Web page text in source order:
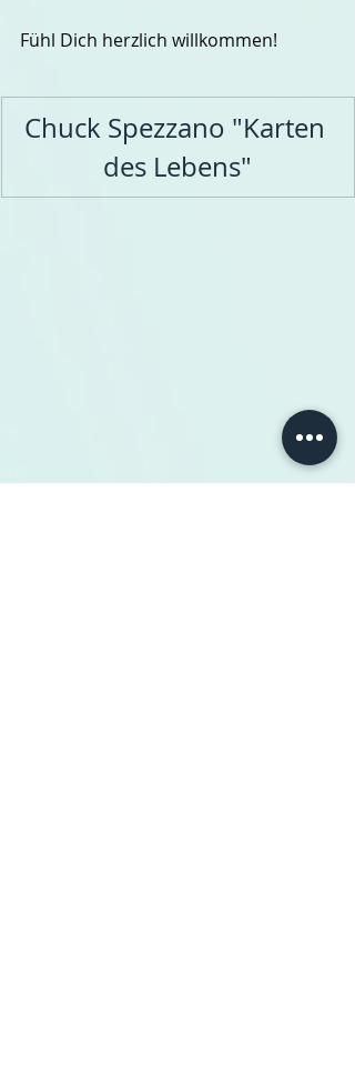
Fühl Dich herzlich willkommen!
Chuck Spezzano "Karten
des Lebens"